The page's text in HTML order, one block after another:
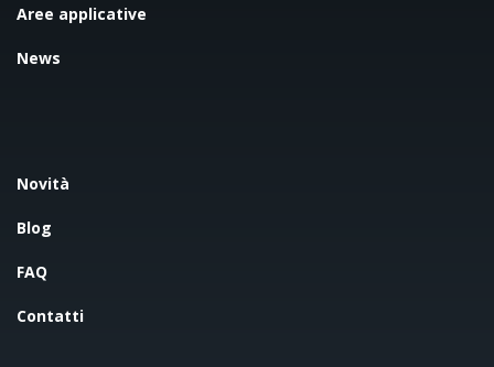
Aree applicative
News
Novità
Blog
FAQ
Contatti